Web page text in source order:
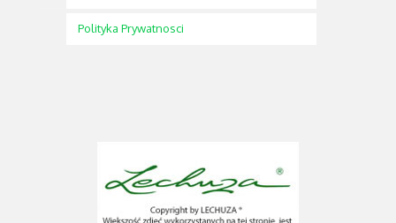
Polityka Prywatnosci